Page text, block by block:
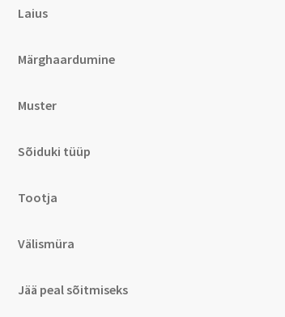
Laius
Märghaardumine
Muster
Sõiduki tüüp
Tootja
Välismüra
Jää peal sõitmiseks